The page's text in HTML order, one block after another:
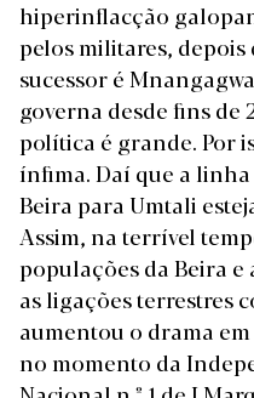
hiperinflacção
pelos militares, depois
sucessor é
governa desde fins de
política é grande. Por
ínfima. Daí que a
Beira para Umtali
Assim, na terrível
populações da Beira
as ligações terrestres
aumentou o drama
no momento da